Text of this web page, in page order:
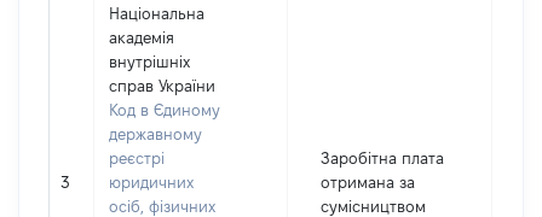
3
Національна
академія
внутрішніх
справ України
Код в Єдиному
державному
реєстрі
юридичних
осіб, фізичних
Заробітна плата
отримана за
сумісництвом